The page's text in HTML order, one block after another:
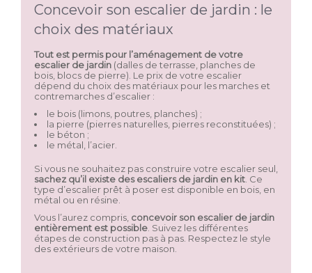
Concevoir son escalier de jardin : le
choix des matériaux
Tout est permis pour l’aménagement de votre
escalier de jardin (dalles de terrasse, planches de
bois, blocs de pierre). Le prix de votre escalier
dépend du choix des matériaux pour les marches et
contremarches d’escalier :
le bois (limons, poutres, planches) ;
la pierre (pierres naturelles, pierres reconstituées) ;
le béton ;
le métal, l’acier.
Si vous ne souhaitez pas construire votre escalier seul,
sachez qu’il existe des escaliers de jardin en kit . Ce
type d’escalier prêt à poser est disponible en bois, en
métal ou en résine.
Vous l’aurez compris, concevoir son escalier de jardin
entièrement est possible . Suivez les différentes
étapes de construction pas à pas. Respectez le style
des extérieurs de votre maison.